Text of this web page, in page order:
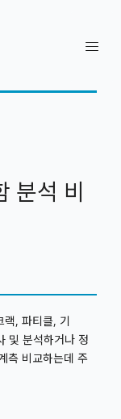
분석 비
, 파티클, 기
및 분석하거나 정
측 비교하는데 주